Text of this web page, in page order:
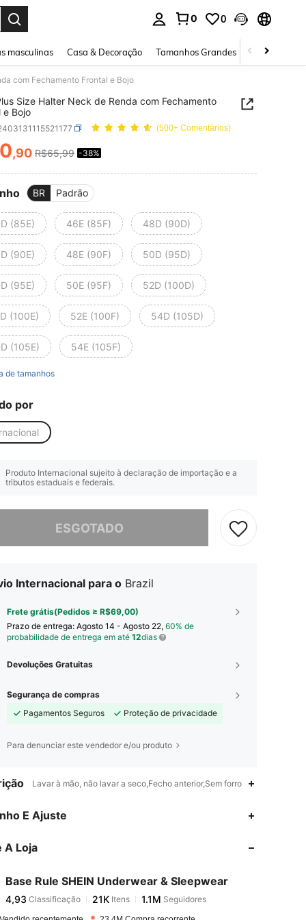
0 0
masculinas Casa & Decoração Tamanhos Grandes Joias e
com Fechamento Frontal e Bojo
Size Halter Neck de Renda com Fechamento
e Bojo
(500+ Comentários)
AND AVAILABILITY
,90 R$65,99 -38%
BR Padrão
(85E) 46E (85F) 48D (90D)
(90E) 48E (90F) 50D (95D)
(95E) 50E (95F) 52D (100D)
(100E) 52E (100F) 54D (105D)
(105E) 54E (105F)
de tamanhos
por
Produto Internacional sujeito à declaração de importação e a
tributos estaduais e federais.
ESGOTADO
Internacional para o Brazil
Frete grátis(Pedidos ≥ R$69,00)
Prazo de entrega: Agosto 14 - Agosto 22, 60% de
probabilidade de entrega em até 12dias
Devoluções Gratuitas
Segurança de compras
Pagamentos Seguros
Proteção de privacidade
Para denunciar este vendedor e/ou produto
Lavar à mão, não lavar a seco,Fecho anterior,Sem forro
E Ajuste
A Loja
Base Rule SHEIN Underwear & Sleepwear
4,93
4,93 Classificação 21K 1.1M Seguidores
r***3pago1 dia atrás